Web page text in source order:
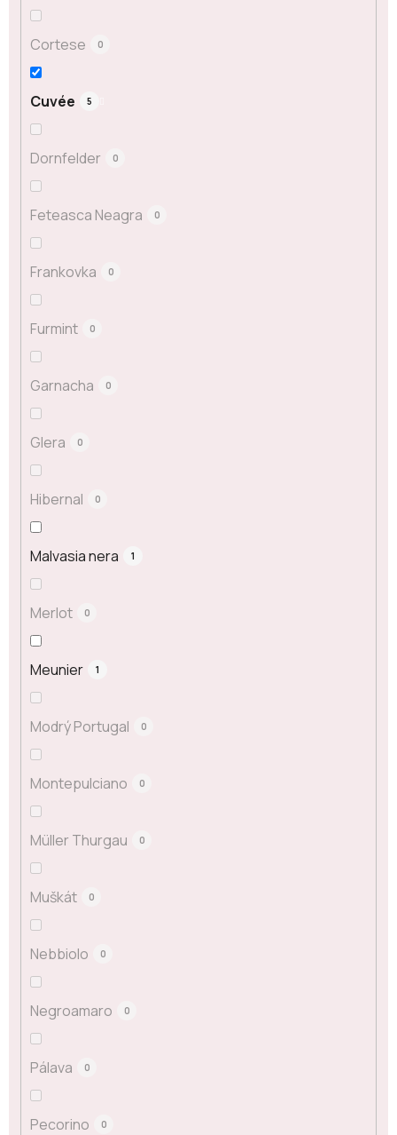
Cortese 0
Cuvée 5
Dornfelder 0
Feteasca Neagra 0
Frankovka 0
Furmint 0
Garnacha 0
Glera 0
Hibernal 0
Malvasia nera 1
Merlot 0
Meunier 1
Modrý Portugal 0
Montepulciano 0
Müller Thurgau 0
Muškát 0
Nebbiolo 0
Negroamaro 0
Pálava 0
Pecorino 0